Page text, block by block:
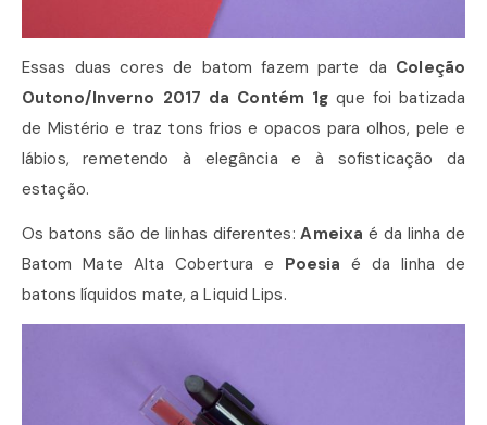
Essas duas cores de batom fazem parte da Coleção
Outono/Inverno 2017 da Contém 1g que foi batizada
de Mistério e traz tons frios e opacos para olhos, pele e
lábios, remetendo à elegância e à sofisticação da
estação.
Os batons são de linhas diferentes:Ameixa é da linha de
Batom Mate Alta Cobertura e Poesia é da linha de
batons líquidos mate, a Liquid Lips.